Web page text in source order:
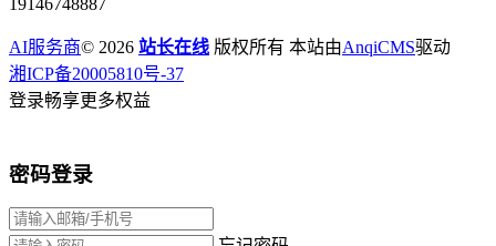
AI服务商© 2026 站长在线 版权所有 本站由AnqiCMS驱动
湘ICP备20005810号-37
登录畅享更多权益
密码登录